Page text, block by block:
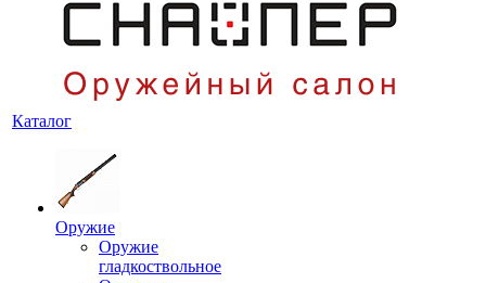
Каталог
Оружие
Оружие
гладкоствольное